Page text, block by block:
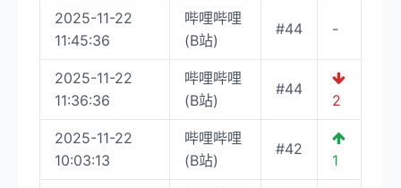
2025-11-22
11:45:36
哔哩哔哩
(B站)
#44 -
2025-11-22
11:36:36
哔哩哔哩
(B站)
#44
2
2025-11-22
10:03:13
哔哩哔哩
(B站)
#42
1